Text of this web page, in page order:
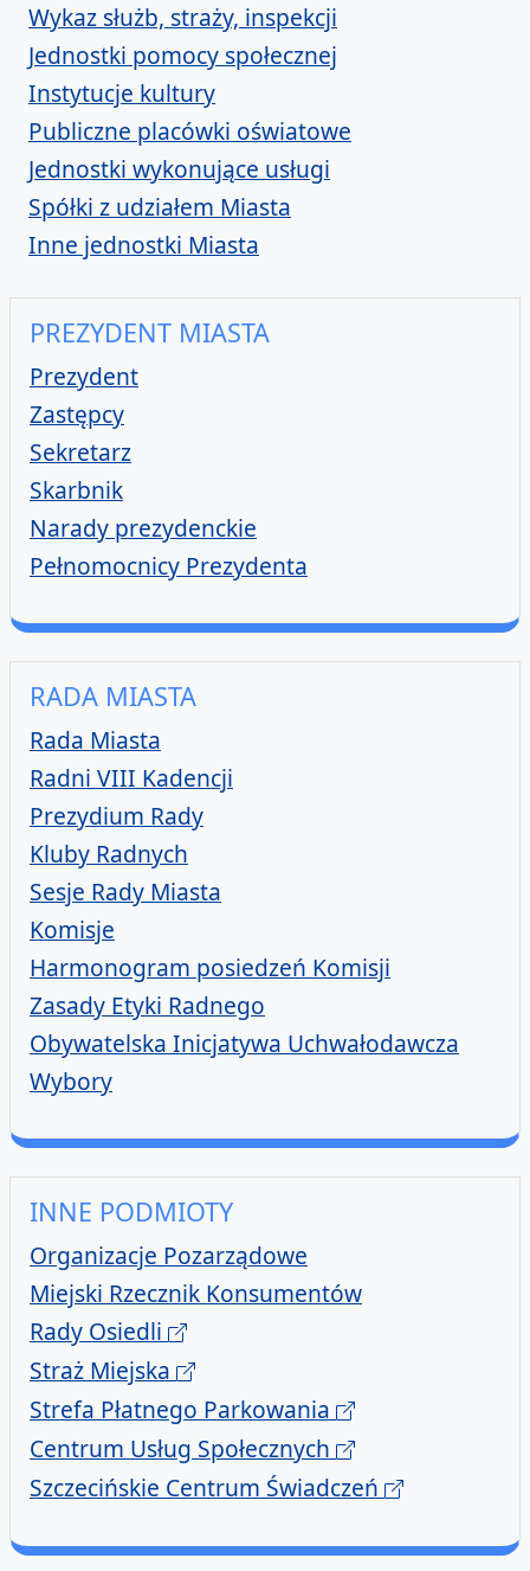
Wykaz służb, straży, inspekcji
Jednostki pomocy społecznej
Instytucje kultury
Publiczne placówki oświatowe
Jednostki wykonujące usługi
Spółki z udziałem Miasta
Inne jednostki Miasta
PREZYDENT MIASTA
PrezydentMiasta
ZastępcyPrezydenta
SekretarzMiasta
SkarbnikMiasta
Narady prezydenckie
Pełnomocnicy Prezydenta
RADA MIASTA
Rada Miasta
Radni VIII Kadencji
Prezydium Rady
Kluby Radnych
Sesje Rady Miasta
Komisje
Harmonogram posiedzeń Komisji
Zasady Etyki Radnego
Obywatelska Inicjatywa Uchwałodawcza
Wybory
INNE PODMIOTY
Organizacje Pozarządowe
Miejski Rzecznik Konsumentów
Rady Osiedli
Straż Miejska
Strefa Płatnego Parkowania
Centrum Usług Społecznych
Szczecińskie Centrum Świadczeń